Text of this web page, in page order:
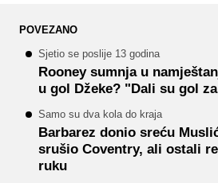
POVEZANO
Sjetio se poslije 13 godina
Rooney sumnja u
u gol Džeke? "Dali su gol
Samo su dva kola do kraja
Barbarez donio sreću
srušio Coventry, ali ostali
ruku